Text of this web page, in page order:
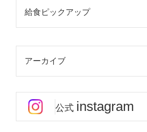
給食ピックアップ
アーカイブ
公式 instagram